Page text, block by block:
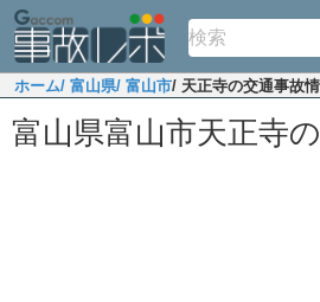
ホーム/ 富山県/ 富山市/ 天正寺の交通事故
富山県富山市天正寺